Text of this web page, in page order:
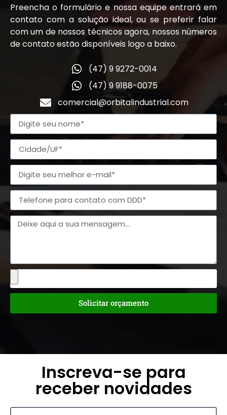
Preencha o formulário e nossa equipe entrará em
contato com a solução ideal, ou se preferir falar
com um de nossos técnicos agora, nossos números
de contato estão disponíveis logo a baixo.
(47) 9 9272-0014
(47) 9 9188-0075
comercial@orbitalindustrial.com
Solicitar orçamento
Inscreva-se para
receber novidades